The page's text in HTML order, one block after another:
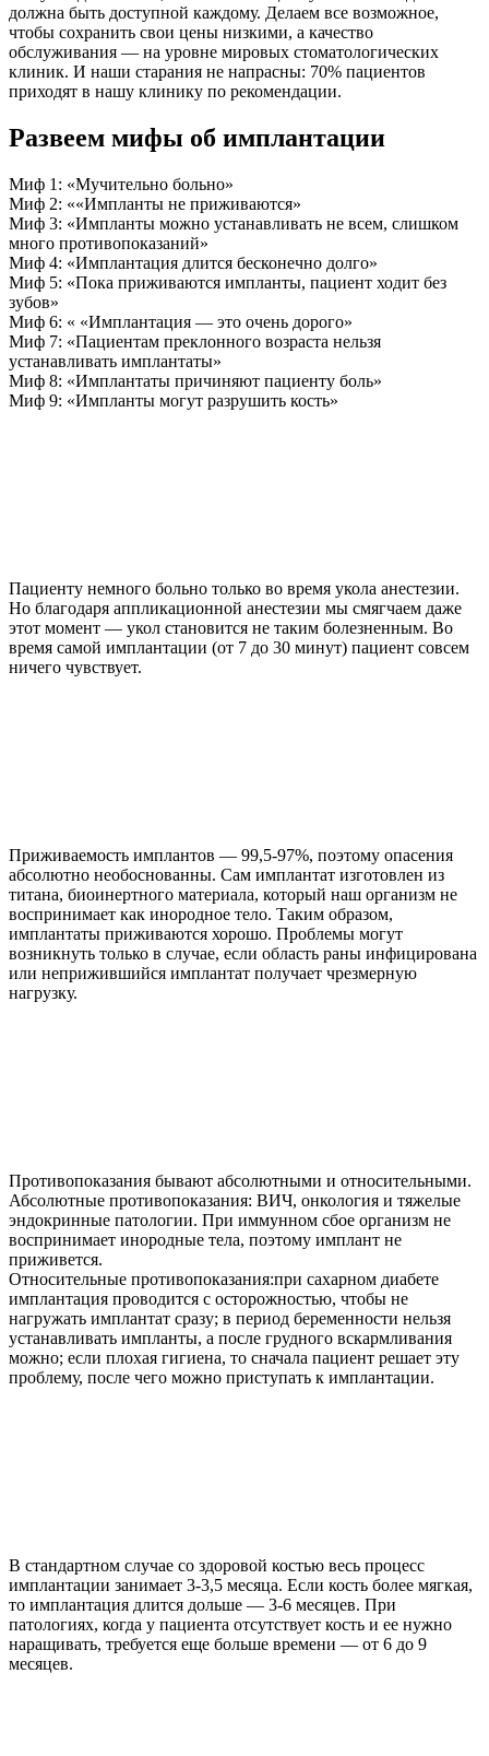
должна быть доступной каждому. Делаем все возможное,
чтобы сохранить свои цены низкими, а качество
обслуживания — на уровне мировых стоматологических
клиник. И наши старания не напрасны: 70% пациентов
приходят в нашу клинику по рекомендации.
Развеем мифы об имплантации
Миф 1: «Мучительно больно»
Миф 2: ««Импланты не приживаются»
Миф 3: «Импланты можно устанавливать не всем, слишком
много противопоказаний»
Миф 4: «Имплантация длится бесконечно долго»
Миф 5: «Пока приживаются импланты, пациент ходит без
зубов»
Миф 6: « «Имплантация — это очень дорого»
Миф 7: «Пациентам преклонного возраста нельзя
устанавливать имплантаты»
Миф 8: «Имплантаты причиняют пациенту боль»
Миф 9: «Импланты могут разрушить кость»
Пациенту немного больно только во время укола анестезии.
Но благодаря аппликационной анестезии мы смягчаем даже
этот момент — укол становится не таким болезненным. Во
время самой имплантации (от 7 до 30 минут) пациент совсем
ничего чувствует.
Приживаемость имплантов — 99,5-97%, поэтому опасения
абсолютно необоснованны. Сам имплантат изготовлен из
титана, биоинертного материала, который наш организм не
воспринимает как инородное тело. Таким образом,
имплантаты приживаются хорошо. Проблемы могут
возникнуть только в случае, если область раны инфицирована
или неприжившийся имплантат получает чрезмерную
нагрузку.
Противопоказания бывают абсолютными и относительными.
Абсолютные противопоказания: ВИЧ, онкология и тяжелые
эндокринные патологии. При иммунном сбое организм не
воспринимает инородные тела, поэтому имплант не
приживется.
Относительные противопоказания:при сахарном диабете
имплантация проводится с осторожностью, чтобы не
нагружать имплантат сразу; в период беременности нельзя
устанавливать импланты, а после грудного вскармливания
можно; если плохая гигиена, то сначала пациент решает эту
проблему, после чего можно приступать к имплантации.
В стандартном случае со здоровой костью весь процесс
имплантации занимает 3-3,5 месяца. Если кость более мягкая,
то имплантация длится дольше — 3-6 месяцев. При
патологиях, когда у пациента отсутствует кость и ее нужно
наращивать, требуется еще больше времени — от 6 до 9
месяцев.